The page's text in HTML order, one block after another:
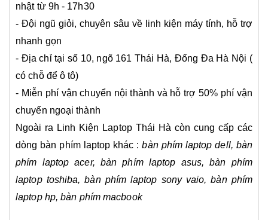
nhật từ 9h - 17h30
- Đội ngũ giỏi, chuyên sâu về linh kiện máy tính, hỗ trợ
nhanh gọn
- Địa chỉ tại số 10, ngõ 161 Thái Hà, Đống Đa Hà Nội (
có chỗ để ô tô)
- Miễn phí vận chuyển nội thành và hỗ trợ 50% phí vận
chuyển ngoại thành
Ngoài ra Linh Kiện Laptop Thái Hà còn cung cấp các
dòng bàn phím laptop khác :bàn phím laptop dell, bàn
phím laptop acer, bàn phím laptop asus,bàn phím
laptop toshiba,bàn phím laptop sony vaio,bàn phím
laptop hp, bàn phím macbook